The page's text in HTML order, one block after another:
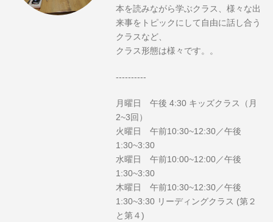
本を読みながら学ぶクラス、様々な出
来事をトピックにして自由に話し合う
クラスなど、
クラス形態は様々です。。
----------
月曜日 午後 4:30 キッズクラス（月
2~3回）
火曜日 午前10:30~12:30／午後
1:30~3:30
水曜日 午前10:00~12:00／午後
1:30~3:30
木曜日 午前10:30~12:30／午後
1:30~3:30 リーディングクラス (第２
と第４)